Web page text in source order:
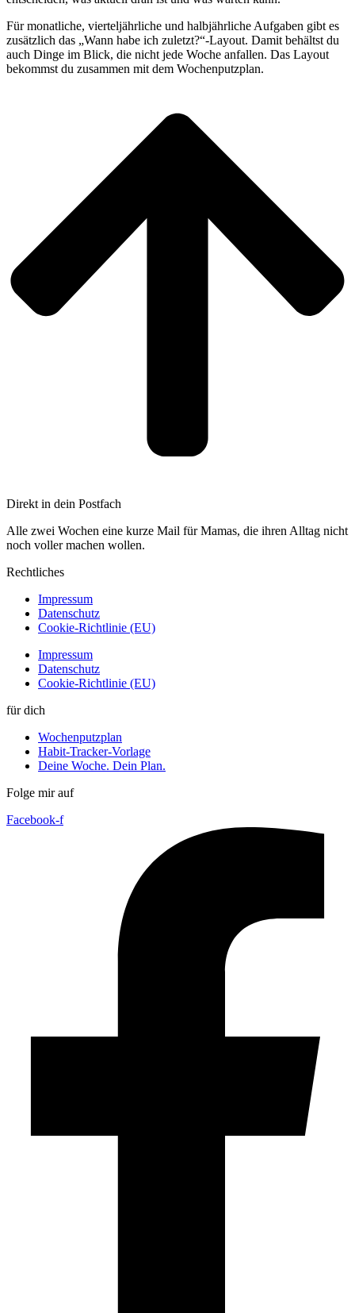
Für monatliche, vierteljährliche und halbjährliche Aufgaben gibt es
zusätzlich das „Wann habe ich zuletzt?“-Layout. Damit behältst du
auch Dinge im Blick, die nicht jede Woche anfallen. Das Layout
bekommst du zusammen mit dem Wochenputzplan.
Direkt in dein Postfach
Alle zwei Wochen eine kurze Mail für Mamas, die ihren Alltag nicht
noch voller machen wollen.
Rechtliches
Impressum
Datenschutz
Cookie-Richtlinie (EU)
Impressum
Datenschutz
Cookie-Richtlinie (EU)
für dich
Wochenputzplan
Habit-Tracker-Vorlage
Deine Woche. Dein Plan.
Folge mir auf
Facebook-f